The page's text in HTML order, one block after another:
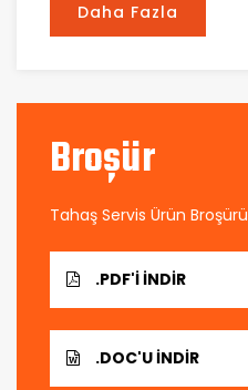
Daha Fazla
Broşür
Tahaş Servis Ürün Broşürü
.PDF'I İNDIR
.DOC'U İNDIR